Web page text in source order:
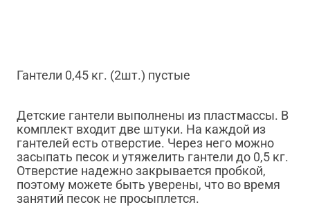
Гантели 0,45 кг. (2шт.) пустые
Детские гантели выполнены из пластмассы. В
комплект входит две штуки. На каждой из
гантелей есть отверстие. Через него можно
засыпать песок и утяжелить гантели до 0,5 кг.
Отверстие надежно закрывается пробкой,
поэтому можете быть уверены, что во время
занятий песок не просыплется.